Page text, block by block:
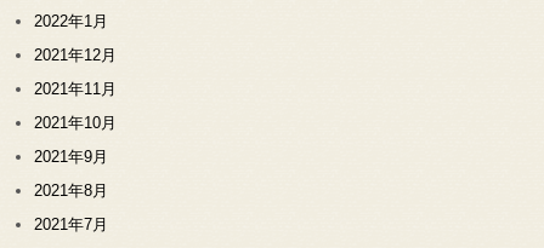
2022年1月
2021年12月
2021年11月
2021年10月
2021年9月
2021年8月
2021年7月